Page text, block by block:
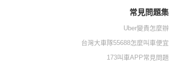
常見問題集
Uber變貴怎麼辦
台灣大車隊55688怎麼叫車便宜
173叫車APP常見問題